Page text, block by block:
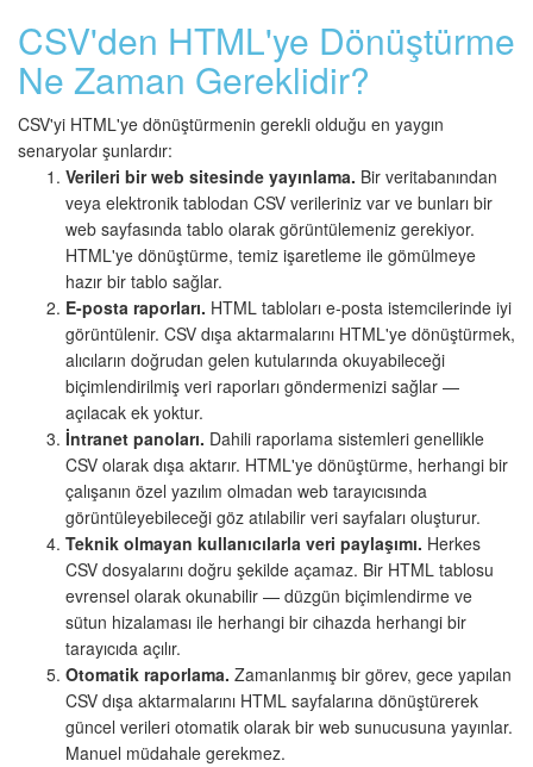
CSV'den HTML'ye Dönüştürme
Ne Zaman Gereklidir?
CSV'yi HTML'ye dönüştürmenin gerekli olduğu en yaygın
senaryolar şunlardır:
Verileri bir web sitesinde yayınlama. Bir veritabanından
veya elektronik tablodan CSV verileriniz var ve bunları bir
web sayfasında tablo olarak görüntülemeniz gerekiyor.
HTML'ye dönüştürme, temiz işaretleme ile gömülmeye
hazır bir tablo sağlar.
E-posta raporları. HTML tabloları e-posta istemcilerinde iyi
görüntülenir. CSV dışa aktarmalarını HTML'ye dönüştürmek,
alıcıların doğrudan gelen kutularında okuyabileceği
biçimlendirilmiş veri raporları göndermenizi sağlar —
açılacak ek yoktur.
İntranet panoları. Dahili raporlama sistemleri genellikle
CSV olarak dışa aktarır. HTML'ye dönüştürme, herhangi bir
çalışanın özel yazılım olmadan web tarayıcısında
görüntüleyebileceği göz atılabilir veri sayfaları oluşturur.
Teknik olmayan kullanıcılarla veri paylaşımı. Herkes
CSV dosyalarını doğru şekilde açamaz. Bir HTML tablosu
evrensel olarak okunabilir — düzgün biçimlendirme ve
sütun hizalaması ile herhangi bir cihazda herhangi bir
tarayıcıda açılır.
Otomatik raporlama. Zamanlanmış bir görev, gece yapılan
CSV dışa aktarmalarını HTML sayfalarına dönüştürerek
güncel verileri otomatik olarak bir web sunucusuna yayınlar.
Manuel müdahale gerekmez.